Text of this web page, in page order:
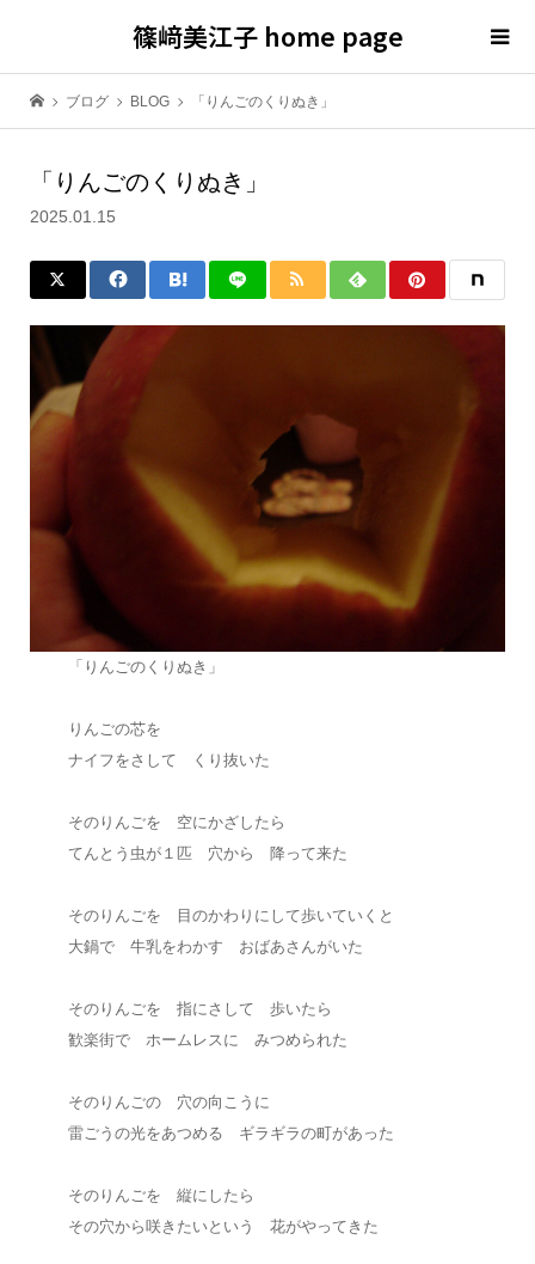
篠﨑美江子 home page
ブログ BLOG 「りんごのくりぬき」
「りんごのくりぬき」
2025.01.15
「りんごのくりぬき」
りんごの芯を
ナイフをさして くり抜いた
そのりんごを 空にかざしたら
てんとう虫が１匹 穴から 降って来た
そのりんごを 目のかわりにして歩いていくと
大鍋で 牛乳をわかす おばあさんがいた
そのりんごを 指にさして 歩いたら
歓楽街で ホームレスに みつめられた
そのりんごの 穴の向こうに
雷ごうの光をあつめる ギラギラの町があった
そのりんごを 縦にしたら
その穴から咲きたいという 花がやってきた